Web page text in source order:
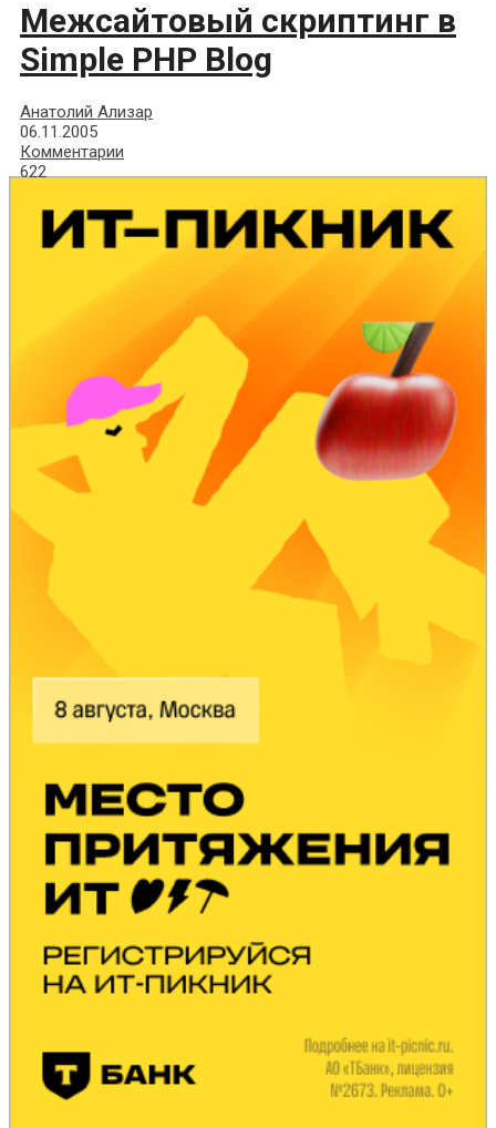
Межсайтовый скриптинг в
Simple PHP Blog
Анатолий Ализар
06.11.2005
Комментарии
622